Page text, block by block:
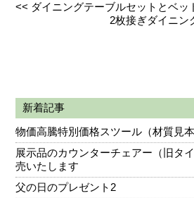
<< ダイニングテーブルセットとベッ
2枚接ぎダイニン
新着記事
物価高騰特別価格スツール（材質見本
展示品のカウンターチェアー（旧タ
売いたします
父の日のプレゼント2